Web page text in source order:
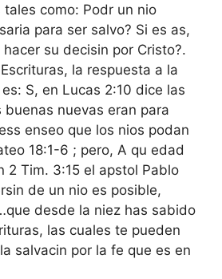
como: Podr un nio
para ser salvo? Si es as,
su decisin por Cristo?.
la respuesta a la
S, en Lucas 2:10 dice las
buenas nuevas eran para
enseo que los nios podan
18:1-6 ; pero, A qu edad
2 Tim. 3:15 el apstol Pablo
de un nio es posible,
desde la niez has sabido
las cuales te pueden
salvacin por la fe que es en